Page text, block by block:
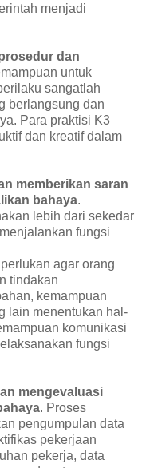
menjadi
dan
untuk
sangatlah
berlangsung dan
Para praktisi K3
dan kreatif dalam
memberikan saran
bahaya.
lebih dari sekedar
fungsi
agar orang
tindakan
kemampuan
lain menentukan hal-
komunikasi
fungsi
mengevaluasi
. Proses
pengumpulan data
pekerjaan
pekerja, data